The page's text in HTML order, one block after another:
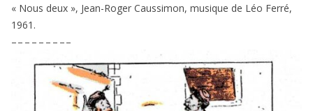
« Nous deux », Jean-Roger Caussimon, musique de Léo Ferré,
1961 .
– – – – – – – – –